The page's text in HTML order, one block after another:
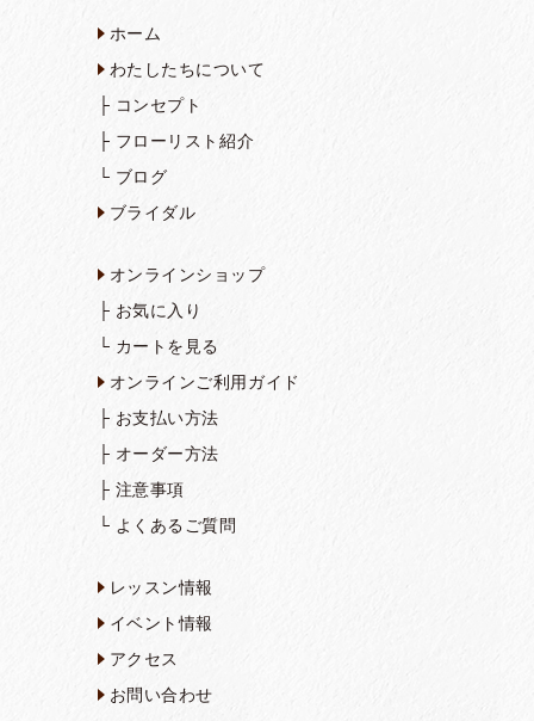
ホーム
わたしたちについて
├ コンセプト
├ フローリスト紹介
└ ブログ
ブライダル
オンラインショップ
├ お気に入り
└ カートを見る
オンラインご利用ガイド
├ お支払い方法
├ オーダー方法
├ 注意事項
└ よくあるご質問
レッスン情報
イベント情報
アクセス
お問い合わせ